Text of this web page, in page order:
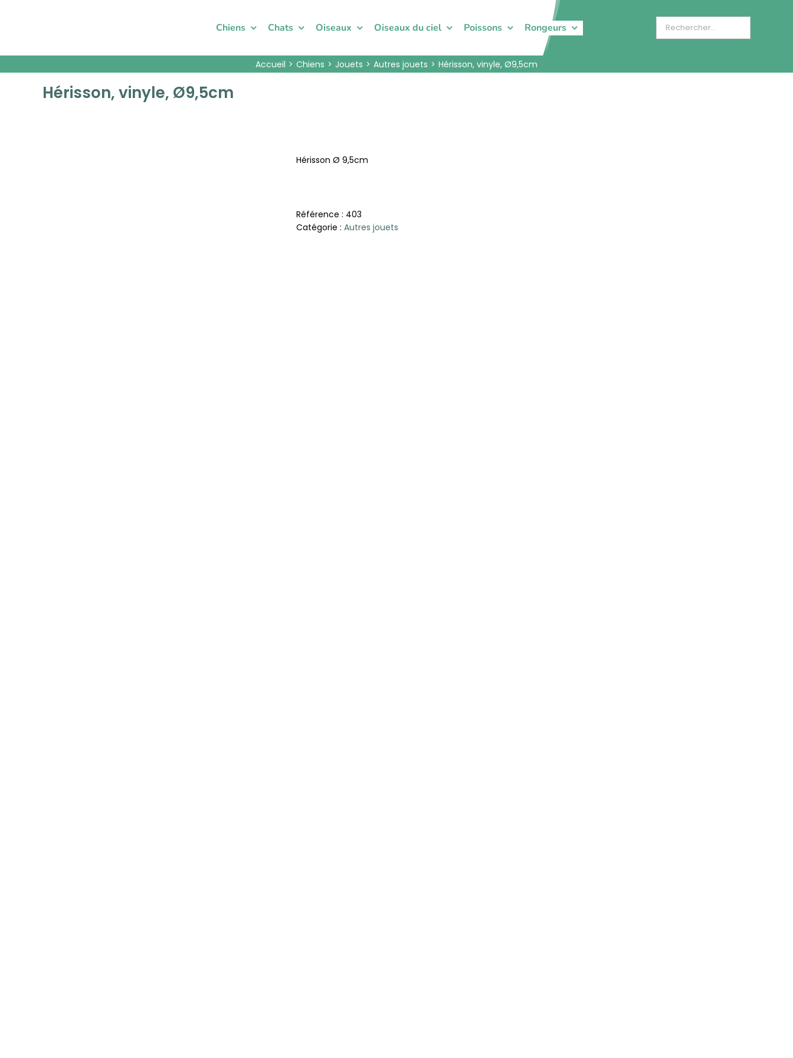
Chiens Chats Oiseaux Oiseaux du ciel Poissons Rongeurs
Accueil Chiens Jouets Autres jouets Hérisson, vinyle, Ø9,5cm
Hérisson, vinyle, Ø9,5cm
Hérisson Ø 9,5cm
Référence : 403
Catégorie : Autres jouets